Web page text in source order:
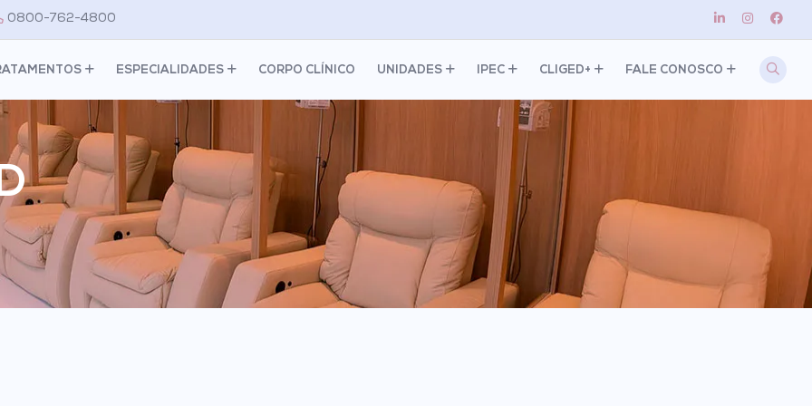
0800-762-4800
ESPECIALIDADES CORPO CLÍNICO UNIDADES IPEC CLIGED+ FALE CONOSCO